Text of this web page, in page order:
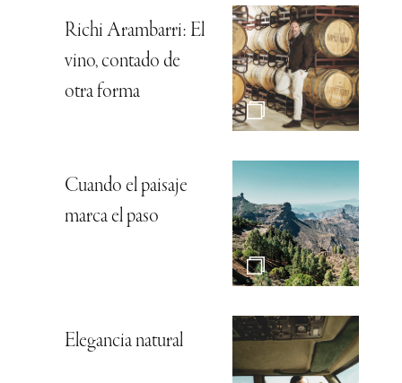
Richi Arambarri: El
vino, contado de
otra forma
Cuando el paisaje
marca el paso
Elegancia natural